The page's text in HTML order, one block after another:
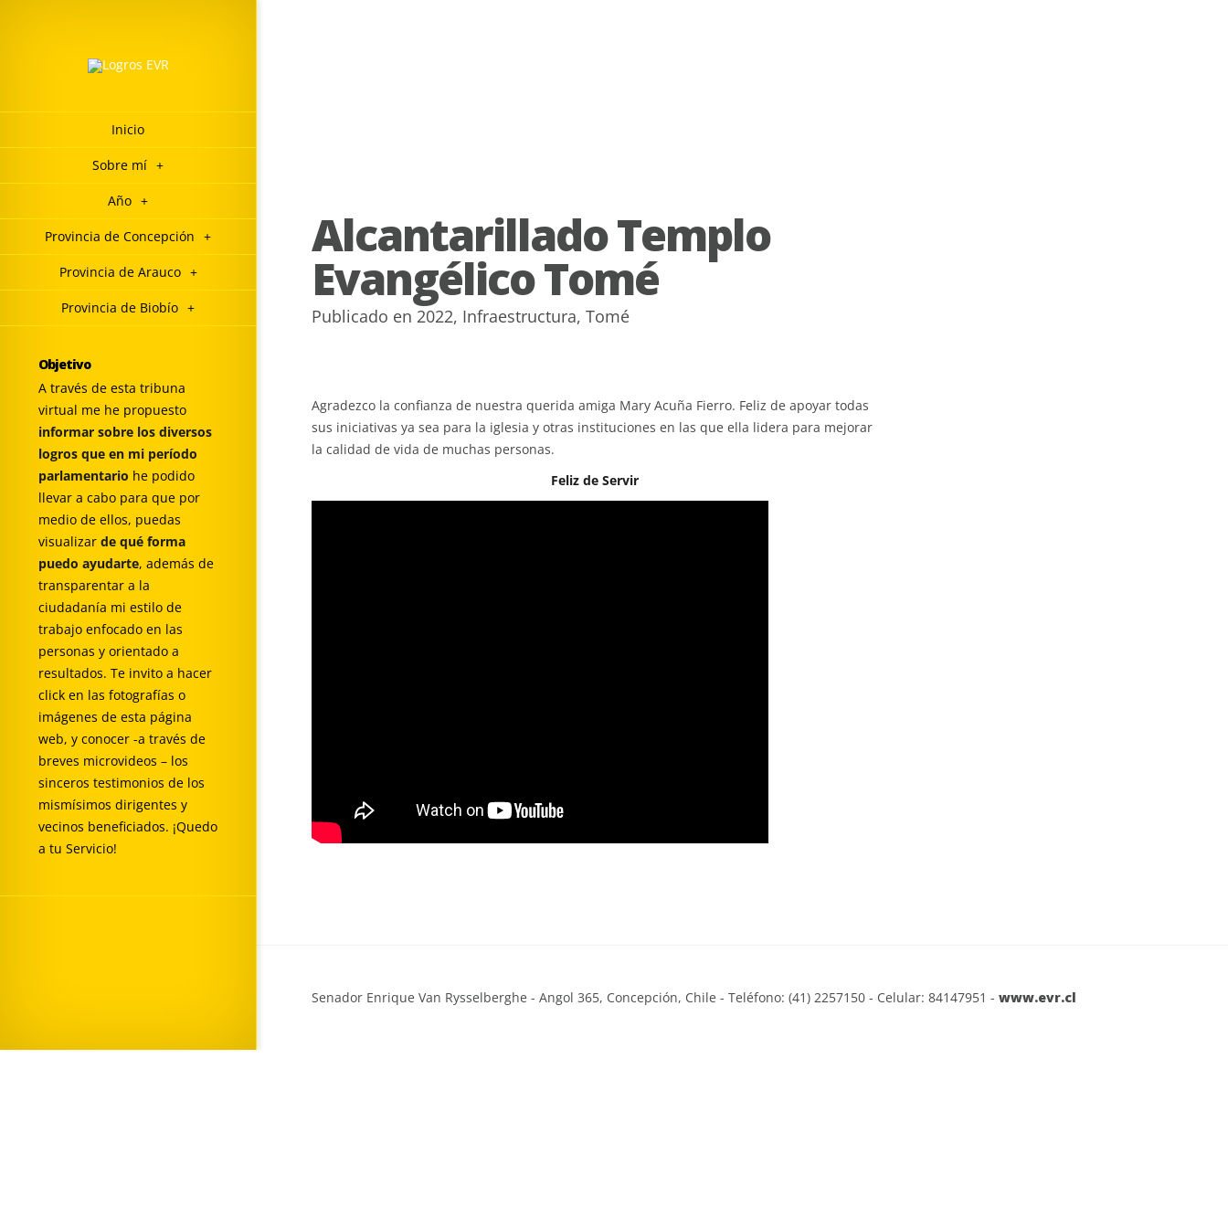
Inicio
Sobre mí +
Año +
Provincia de Concepción +
Provincia de Arauco +
Provincia de Biobío +
Objetivo
A través de esta tribuna
virtual me he propuesto
informar sobre los diversos
logros que en mi período
parlamentario he podido
llevar a cabo para que por
medio de ellos, puedas
visualizar de qué forma
puedo ayudarte, además de
transparentar a la
ciudadanía mi estilo de
trabajo enfocado en las
personas y orientado a
resultados. Te invito a hacer
click en las fotografías o
imágenes de esta página
web, y conocer -a través de
breves microvideos – los
sinceros testimonios de los
mismísimos dirigentes y
vecinos beneficiados. ¡Quedo
a tu Servicio!
Alcantarillado Templo
Evangélico Tomé
Publicado en 2022, Infraestructura, Tomé
Agradezco la confianza de nuestra querida amiga Mary Acuña Fierro. Feliz de apoyar todas
sus iniciativas ya sea para la iglesia y otras instituciones en las que ella lidera para mejorar
la calidad de vida de muchas personas.
Feliz de Servir
Senador Enrique Van Rysselberghe - Angol 365, Concepción, Chile - Teléfono: (41) 2257150 - Celular: 84147951 - www.evr.cl